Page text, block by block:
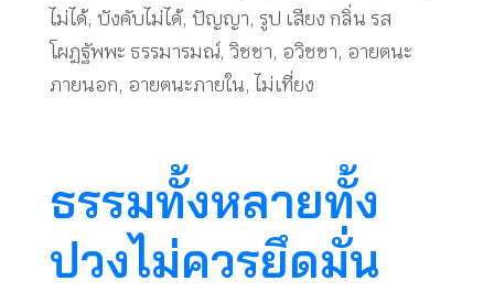
ไม่ได้, บังคับไม่ได้, ปัญญา, รูป เสียง กลิ่น รส
โผฏฐัพพะ ธรรมารมณ์, วิชชา, อวิชชา, อายตนะ
ภายนอก, อายตนะภายใน, ไม่เที่ยง
ธรรมทั้งหลายทั้ง
ปวงไม่ควรยึดมั่น